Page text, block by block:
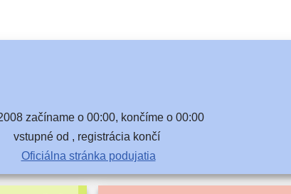
začí­na­me o 00:00, kon­čí­me o 00:00
vstup­né od , regis­trá­cia končí
Oficiálna strán­ka podujatia